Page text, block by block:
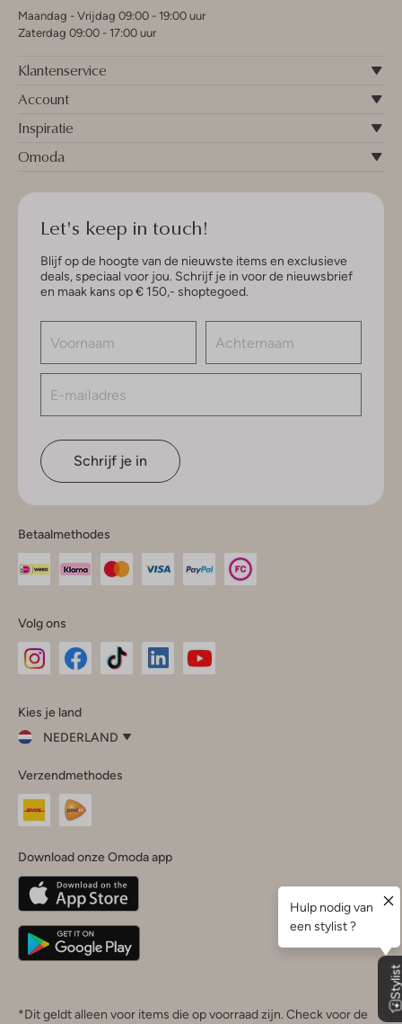
Maandag - Vrijdag 09:00 - 19:00 uur
Zaterdag 09:00 - 17:00 uur
Klantenservice
Account
Inspiratie
Omoda
Let's keep in touch!
Blijf op de hoogte van de nieuwste items en exclusieve
deals, speciaal voor jou. Schrijf je in voor de nieuwsbrief
en maak kans op € 150,- shoptegoed.
Schrijf je in
Betaalmethodes
Volg ons
InstagramFacebook
Kies je land
NEDERLAND
je
land
Nederland
Belgique(Français)
Deutschland
Verzendmethodes
Download onze Omoda app
*Dit geldt alleen voor items die op voorraad zijn. Check voor de